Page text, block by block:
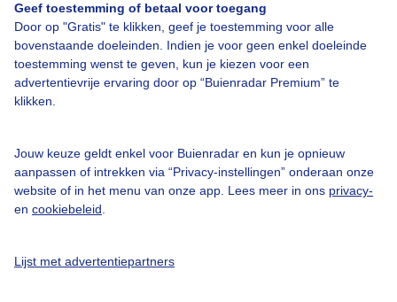
Geef toestemming of betaal voor toegang
Door op "Gratis" te klikken, geef je toestemming voor alle
bovenstaande doeleinden. Indien je voor geen enkel doeleinde
toestemming wenst te geven, kun je kiezen voor een
advertentievrije ervaring door op “Buienradar Premium” te
klikken.
Jouw keuze geldt enkel voor Buienradar en kun je opnieuw
aanpassen of intrekken via “Privacy-instellingen” onderaan onze
website of in het menu van onze app. Lees meer in ons privacy-
en cookiebeleid
Lijst met advertentiepartners
Contact
Toegankelijkheid
Gebruikersvoorwaarden
Privacy beleid
Cookie beleid
Gratis weerdata